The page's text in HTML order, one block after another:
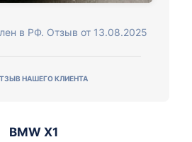
в РФ. Отзыв от 13.08.2025
НАШЕГО КЛИЕНТА
BMW X1